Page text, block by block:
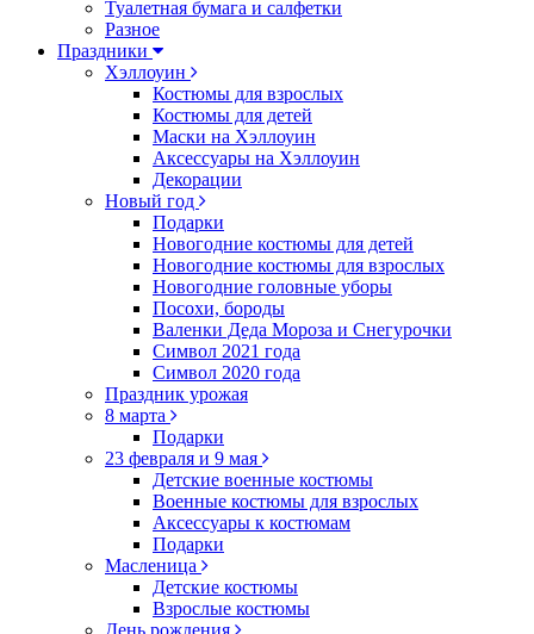
Туалетная бумага и салфетки
Разное
Праздники
Хэллоуин
Костюмы для взрослых
Костюмы для детей
Маски на Хэллоуин
Аксессуары на Хэллоуин
Декорации
Новый год
Подарки
Новогодние костюмы для детей
Новогодние костюмы для взрослых
Новогодние головные уборы
Посохи, бороды
Валенки Деда Мороза и Снегурочки
Символ 2021 года
Символ 2020 года
Праздник урожая
8 марта
Подарки
23 февраля и 9 мая
Детские военные костюмы
Военные костюмы для взрослых
Аксессуары к костюмам
Подарки
Масленица
Детские костюмы
Взрослые костюмы
День рождения